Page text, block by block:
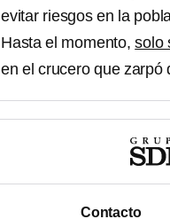
evitar riesgos en la
Hasta el momento,solo
en el crucero que zarpó
Contacto